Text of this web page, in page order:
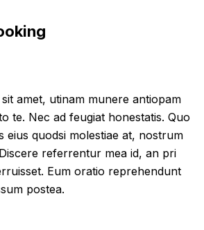
amet, utinam munere antiopam
te. Nec ad feugiat honestatis. Quo
eius quodsi molestiae at, nostrum
referrentur mea id, an pri
Eum oratio reprehendunt
postea.